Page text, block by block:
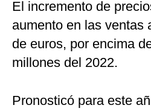
El incremento de
aumento en las ventas
de euros, por encima
millones del 2022.
Pronosticó para este